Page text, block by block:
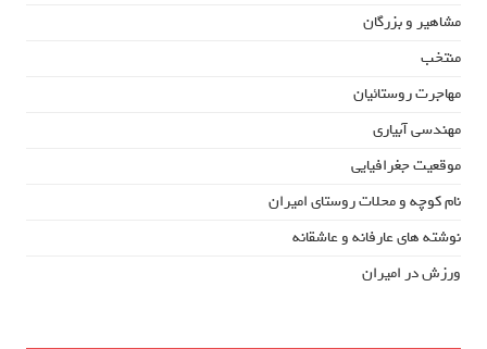
مشاهیر و بزرگان
منتخب
مهاجرت روستائیان
مهندسی آبیاری
موقعیت جغرافیایی
نام کوچه و محلات روستای امیران
نوشته های عارفانه و عاشقانه
ورزش در امیران